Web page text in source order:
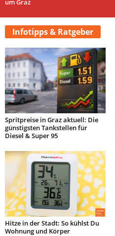
um Graz
Infotipps & Ratgeber
Spritpreise in Graz aktuell: Die
günstigsten Tankstellen für
Diesel & Super 95
Hitze in der Stadt: So kühlst Du
Wohnung und Körper